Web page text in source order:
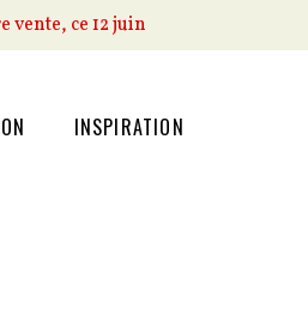
vente, ce 12 juin
INSPIRATION